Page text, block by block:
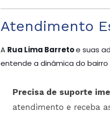
Atendimento
A Rua Lima Barretoe suas
entende a dinâmica do
Precisa de suporte
atendimento e receba